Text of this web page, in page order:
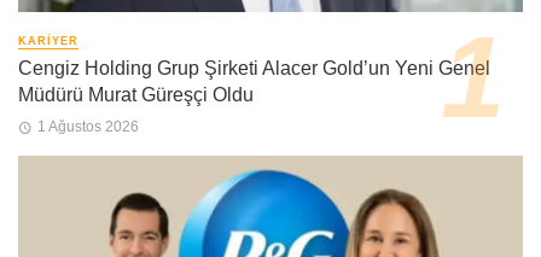
KARIYER
Cengiz Holding Grup Şirketi Alacer Gold’un Yeni Genel
Müdürü Murat Güreşçi Oldu
1 Ağustos 2026